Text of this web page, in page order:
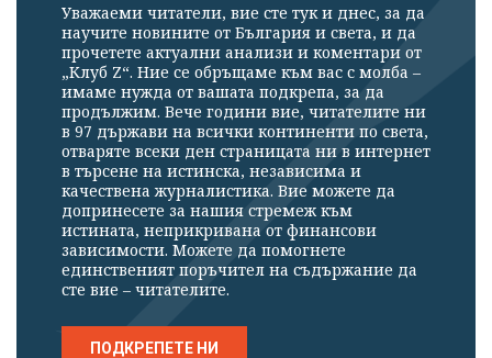
Уважаеми читатели, вие сте тук и днес, за да
научите новините от България и света, и да
прочетете актуални анализи и коментари от
„Клуб Z“. Ние се обръщаме към вас с молба –
имаме нужда от вашата подкрепа, за да
продължим. Вече години вие, читателите ни
в 97 държави на всички континенти по света,
отваряте всеки ден страницата ни в интернет
в търсене на истинска, независима и
качествена журналистика. Вие можете да
допринесете за нашия стремеж към
истината, неприкривана от финансови
зависимости. Можете да помогнете
единственият поръчител на съдържание да
сте вие – читателите.
ПОДКРЕПЕТЕ НИ